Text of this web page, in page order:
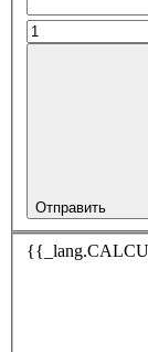
Отправить